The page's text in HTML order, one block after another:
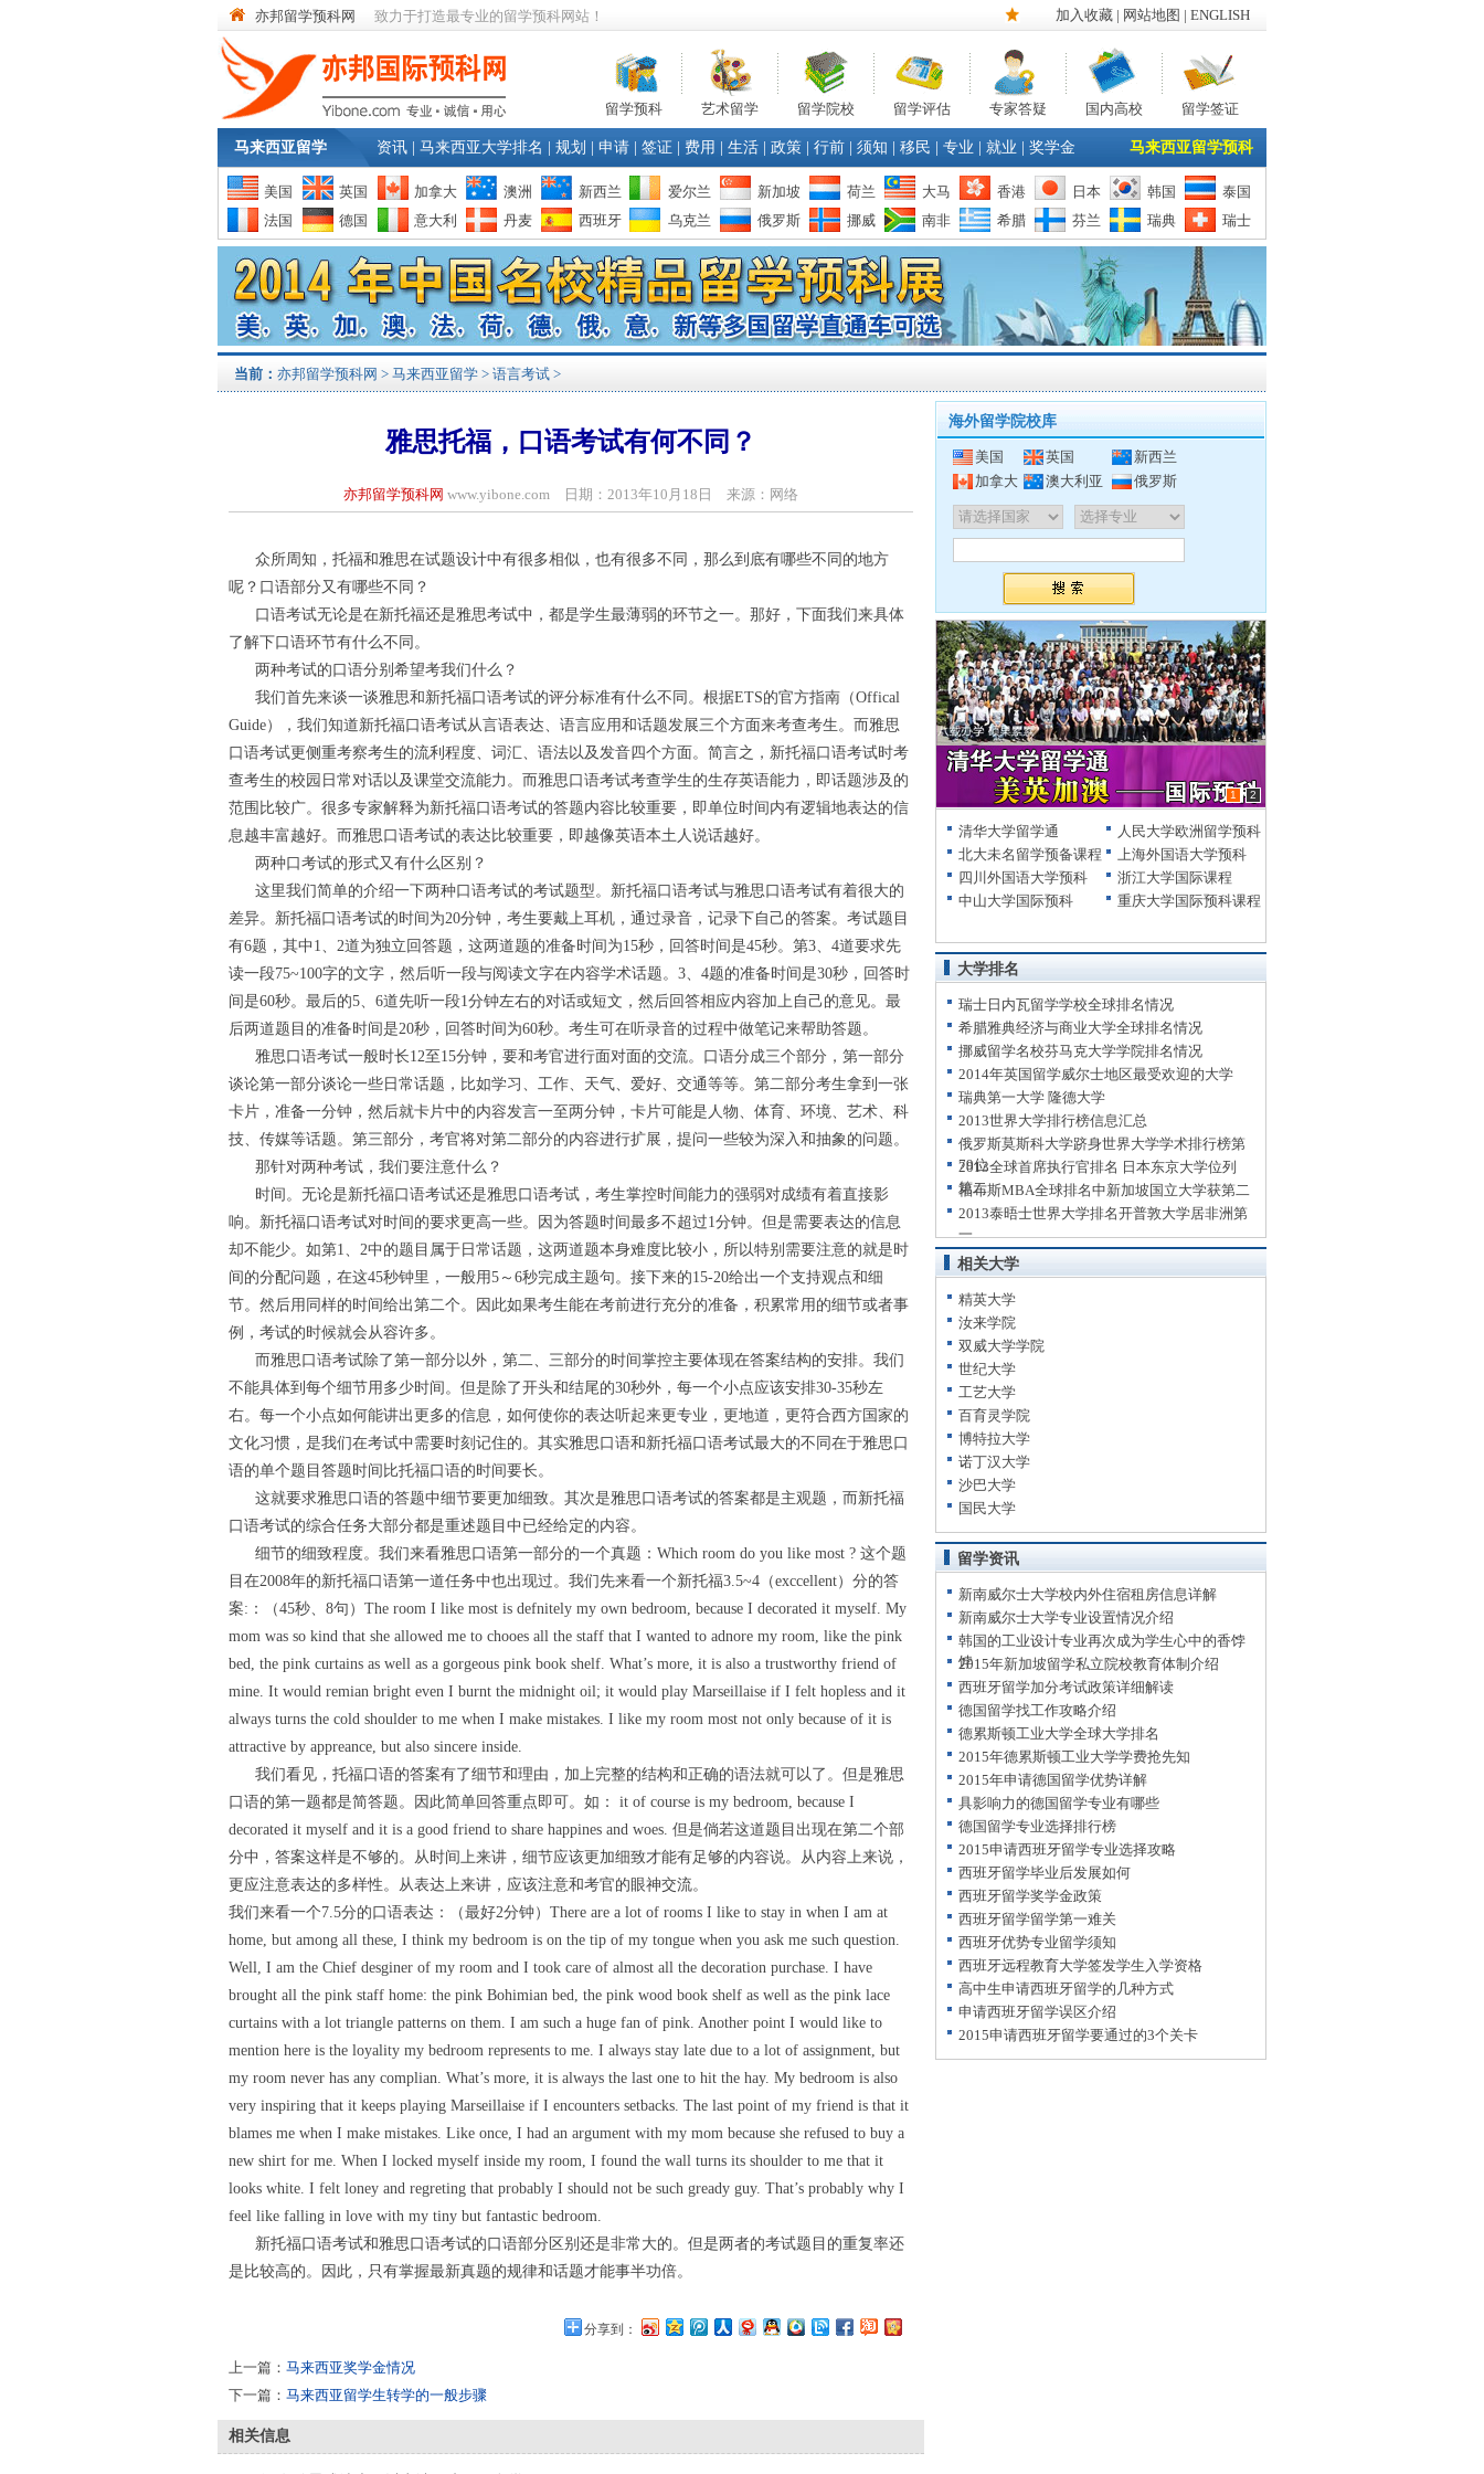
亦邦留学预科网 致力于打造最专业的留学预科网站！ 加入收藏 | 网站地图 | ENGLISH
留学预科 艺术留学 留学院校 留学评估 专家答疑 国内高校 留学签证
马来西亚留学 资讯 马来西亚大学排名 规划 申请 签证 费用 生活 政策 行前 须知 移民 专业 就业 奖学金 马来西亚留学预科
美国 英国 加拿大 澳洲 新西兰 爱尔兰 新加坡 荷兰 大马 香港 日本 韩国
泰国
法国
德国 意大利 丹麦 西班牙 乌克兰 俄罗斯 挪威 南非 希腊 芬兰 瑞典 瑞士
当前： 亦邦留学预科网 > 马来西亚留学 > 语言考试 >
雅思托福，口语考试有何不同？
亦邦留学预科网 www.yibone.com 日期：2013年10月18日 来源：网络
众所周知，托福和雅思在试题设计中有很多相似，也有很多不同，那么到底有哪些不同的地方
呢？口语部分又有哪些不同？
口语考试无论是在新托福还是雅思考试中，都是学生最薄弱的环节之一。那好，下面我们来具体
了解下口语环节有什么不同。
两种考试的口语分别希望考我们什么？
我们首先来谈一谈雅思和新托福口语考试的评分标准有什么不同。根据ETS的官方指南（Offical
Guide），我们知道新托福口语考试从言语表达、语言应用和话题发展三个方面来考查考生。而雅思
口语考试更侧重考察考生的流利程度、词汇、语法以及发音四个方面。简言之，新托福口语考试时考
查考生的校园日常对话以及课堂交流能力。而雅思口语考试考查学生的生存英语能力，即话题涉及的
范围比较广。很多专家解释为新托福口语考试的答题内容比较重要，即单位时间内有逻辑地表达的信
息越丰富越好。而雅思口语考试的表达比较重要，即越像英语本土人说话越好。
两种口考试的形式又有什么区别？
这里我们简单的介绍一下两种口语考试的考试题型。新托福口语考试与雅思口语考试有着很大的
差异。新托福口语考试的时间为20分钟，考生要戴上耳机，通过录音，记录下自己的答案。考试题目
有6题，其中1、2道为独立回答题，这两道题的准备时间为15秒，回答时间是45秒。第3、4道要求先
读一段75~100字的文字，然后听一段与阅读文字在内容学术话题。3、4题的准备时间是30秒，回答时
间是60秒。最后的5、6道先听一段1分钟左右的对话或短文，然后回答相应内容加上自己的意见。最
后两道题目的准备时间是20秒，回答时间为60秒。考生可在听录音的过程中做笔记来帮助答题。
雅思口语考试一般时长12至15分钟，要和考官进行面对面的交流。口语分成三个部分，第一部分
谈论第一部分谈论一些日常话题，比如学习、工作、天气、爱好、交通等等。第二部分考生拿到一张
卡片，准备一分钟，然后就卡片中的内容发言一至两分钟，卡片可能是人物、体育、环境、艺术、科
技、传媒等话题。第三部分，考官将对第二部分的内容进行扩展，提问一些较为深入和抽象的问题。
那针对两种考试，我们要注意什么？
时间。无论是新托福口语考试还是雅思口语考试，考生掌控时间能力的强弱对成绩有着直接影
响。新托福口语考试对时间的要求更高一些。因为答题时间最多不超过1分钟。但是需要表达的信息
却不能少。如第1、2中的题目属于日常话题，这两道题本身难度比较小，所以特别需要注意的就是时
间的分配问题，在这45秒钟里，一般用5～6秒完成主题句。接下来的15-20给出一个支持观点和细
节。然后用同样的时间给出第二个。因此如果考生能在考前进行充分的准备，积累常用的细节或者事
例，考试的时候就会从容许多。
而雅思口语考试除了第一部分以外，第二、三部分的时间掌控主要体现在答案结构的安排。我们
不能具体到每个细节用多少时间。但是除了开头和结尾的30秒外，每一个小点应该安排30-35秒左
右。每一个小点如何能讲出更多的信息，如何使你的表达听起来更专业，更地道，更符合西方国家的
文化习惯，是我们在考试中需要时刻记住的。其实雅思口语和新托福口语考试最大的不同在于雅思口
语的单个题目答题时间比托福口语的时间要长。
这就要求雅思口语的答题中细节要更加细致。其次是雅思口语考试的答案都是主观题，而新托福
口语考试的综合任务大部分都是重述题目中已经给定的内容。
细节的细致程度。我们来看雅思口语第一部分的一个真题：Which room do you like most ? 这个题
目在2008年的新托福口语第一道任务中也出现过。我们先来看一个新托福3.5~4（exccellent）分的答
案:：（45秒、8句）The room I like most is defnitely my own bedroom, because I decorated it myself. My
mom was so kind that she allowed me to chooes all the staff that I wanted to adnore my room, like the pink
bed, the pink curtains as well as a gorgeous pink book shelf. What’s more, it is also a trustworthy friend of
mine. It would remian bright even I burnt the midnight oil; it would play Marseillaise if I felt hopless and it
always turns the cold shoulder to me when I make mistakes. I like my room most not only because of it is
attractive by appreance, but also sincere inside.
我们看见，托福口语的答案有了细节和理由，加上完整的结构和正确的语法就可以了。但是雅思
口语的第一题都是简答题。因此简单回答重点即可。如： it of course is my bedroom, because I
decorated it myself and it is a good friend to share happines and woes. 但是倘若这道题目出现在第二个部
分中，答案这样是不够的。从时间上来讲，细节应该更加细致才能有足够的内容说。从内容上来说，
更应注意表达的多样性。从表达上来讲，应该注意和考官的眼神交流。
我们来看一个7.5分的口语表达：（最好2分钟）There are a lot of rooms I like to stay in when I am at
home, but among all these, I think my bedroom is on the tip of my tongue when you ask me such question.
Well, I am the Chief desginer of my room and I took care of almost all the decoration purchase. I have
brought all the pink staff home: the pink Bohimian bed, the pink wood book shelf as well as the pink lace
curtains with a lot triangle patterns on them. I am such a huge fan of pink. Another point I would like to
mention here is the loyality my bedroom represents to me. I always stay late due to a lot of assignment, but
my room never has any complian. What’s more, it is always the last one to hit the hay. My bedroom is also
very inspiring that it keeps playing Marseillaise if I encounters setbacks. The last point of my friend is that it
blames me when I make mistakes. Like once, I had an argument with my mom because she refused to buy a
new shirt for me. When I locked myself inside my room, I found the wall turns its shoulder to me that it
looks white. I felt loney and regreting that probably I should not be such gready guy. That’s probably why I
feel like falling in love with my tiny but fantastic bedroom.
新托福口语考试和雅思口语考试的口语部分区别还是非常大的。但是两者的考试题目的重复率还
是比较高的。因此，只有掌握最新真题的规律和话题才能事半功倍。
分享到：
上一篇： 马来西亚奖学金情况
下一篇： 马来西亚留学生转学的一般步骤
相关信息
海外留学院校库
美国 英国
新西兰
加拿大
澳大利亚 俄罗斯
1 2
清华大学留学通
人民大学欧洲留学预科
北大未名留学预备课程
上海外国语大学预科
四川外国语大学预科
浙江大学国际课程
中山大学国际预科
重庆大学国际预科课程
大学排名
瑞士日内瓦留学学校全球排名情况
希腊雅典经济与商业大学全球排名情况
挪威留学名校芬马克大学学院排名情况
2014年英国留学威尔士地区最受欢迎的大学
瑞典第一大学 隆德大学
2013世界大学排行榜信息汇总
俄罗斯莫斯科大学跻身世界大学学术排行榜第
79位
2013全球首席执行官排名 日本东京大学位列
第二
福布斯MBA全球排名中新加坡国立大学获第二
2013泰晤士世界大学排名开普敦大学居非洲第
一
相关大学
精英大学
汝来学院
双威大学学院
世纪大学
工艺大学
百育灵学院
博特拉大学
诺丁汉大学
沙巴大学
国民大学
留学资讯
新南威尔士大学校内外住宿租房信息详解
新南威尔士大学专业设置情况介绍
韩国的工业设计专业再次成为学生心中的香饽
饽
2015年新加坡留学私立院校教育体制介绍
西班牙留学加分考试政策详细解读
德国留学找工作攻略介绍
德累斯顿工业大学全球大学排名
2015年德累斯顿工业大学学费抢先知
2015年申请德国留学优势详解
具影响力的德国留学专业有哪些
德国留学专业选择排行榜
2015申请西班牙留学专业选择攻略
西班牙留学毕业后发展如何
西班牙留学奖学金政策
西班牙留学留学第一难关
西班牙优势专业留学须知
西班牙远程教育大学签发学生入学资格
高中生申请西班牙留学的几种方式
申请西班牙留学误区介绍
2015申请西班牙留学要通过的3个关卡